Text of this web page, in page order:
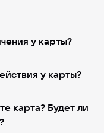
у карты?
у карты?
карта? Будет ли